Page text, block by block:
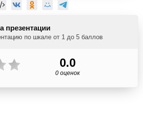
презентации
по шкале от 1 до 5 баллов
0.0
0 оценок